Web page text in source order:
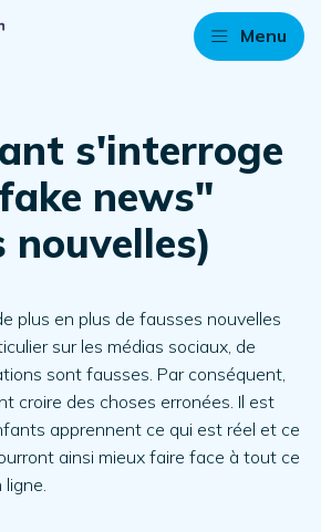
Menu
s'interroge
news"
nouvelles)
plus en plus de fausses nouvelles
sur les médias sociaux, de
sont fausses. Par conséquent,
croire des choses erronées. Il est
apprennent ce qui est réel et ce
ainsi mieux faire face à tout ce